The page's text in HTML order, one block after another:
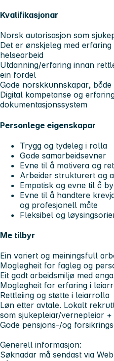
Kvalifikasjonar
Norsk autorisasjon som
Det er ønskjeleg med
helsearbeid
Utdanning/erfaring innan
ein fordel
Gode norskkunnskapar,
Digital kompetanse og
dokumentasjonssystem
Personlege eigenskapar
Trygg og tydeleg i rolla
Gode samarbeidsevner
Evne til å motivera og
Arbeider strukturert og
Empatisk og evne til å
Evne til å handtere
og profesjonell måte
Fleksibel og
Me tilbyr
Ein variert og meiningsfull
Moglegheit for fagleg og
Eit godt arbeidsmiljø med
Moglegheit for erfaring i
Rettleiing og støtte i leiarrolla
Løn etter avtale. Lokalt
som sjukepleiar/vernepleiar
Gode pensjons-/og
Generell informasjon:
Søknadar må sendast via